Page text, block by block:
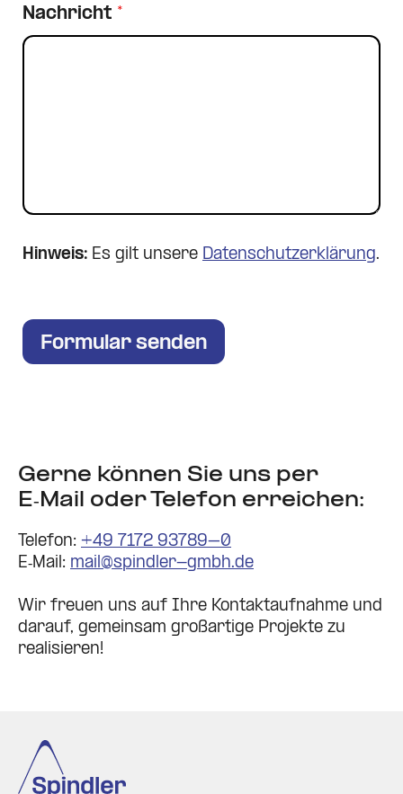
Nachricht *
Hinweis: Es gilt unsere Datenschutzerklärung.
Gerne können Sie uns per
E‑Mail oder Telefon erreichen:
Telefon: +49 7172 93789–0
E‑Mail: mail@spindler-gmbh.de
Wir freuen uns auf Ihre Kon­takt­auf­nahme und
darauf, gemeinsam groß­artige Pro­jekte zu
rea­li­sieren!